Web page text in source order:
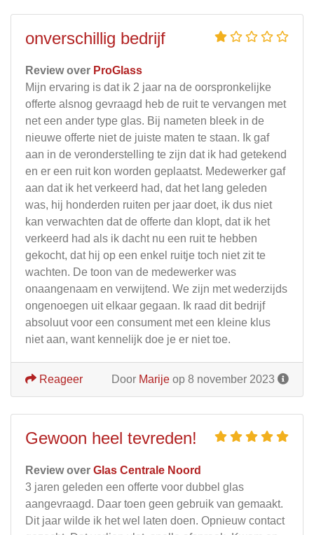
onverschillig bedrijf
Review over ProGlass
Mijn ervaring is dat ik 2 jaar na de oorspronkelijke
offerte alsnog gevraagd heb de ruit te vervangen met
net een ander type glas. Bij nameten bleek in de
nieuwe offerte niet de juiste maten te staan. Ik gaf
aan in de veronderstelling te zijn dat ik had getekend
en er een ruit kon worden geplaatst. Medewerker gaf
aan dat ik het verkeerd had, dat het lang geleden
was, hij honderden ruiten per jaar doet, ik dus niet
kan verwachten dat de offerte dan klopt, dat ik het
verkeerd had als ik dacht nu een ruit te hebben
gekocht, dat hij op een enkel ruitje toch niet zit te
wachten. De toon van de medewerker was
onaangenaam en verwijtend. We zijn met wederzijds
ongenoegen uit elkaar gegaan. Ik raad dit bedrijf
absoluut voor een consument met een kleine klus
niet aan, want kennelijk doe je er niet toe.
Door Marije op 8 november 2023
Reageer
Gewoon heel tevreden!
Review over Glas Centrale Noord
3 jaren geleden een offerte voor dubbel glas
aangevraagd. Daar toen geen gebruik van gemaakt.
Dit jaar wilde ik het wel laten doen. Opnieuw contact